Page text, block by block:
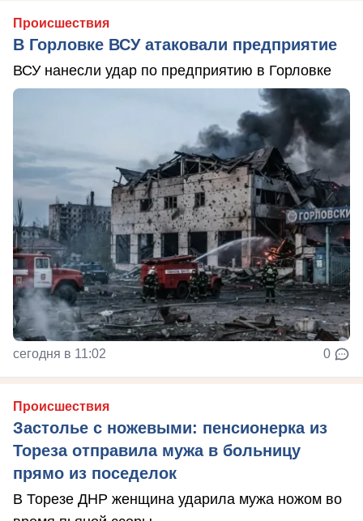
Происшествия
В Горловке ВСУ атаковали предприятие
ВСУ нанесли удар по предприятию в Горловке
сегодня в 11:02 0
Происшествия
Застолье с ножевыми: пенсионерка из
Тореза отправила мужа в больницу
прямо из поседелок
В Торезе ДНР женщина ударила мужа ножом во